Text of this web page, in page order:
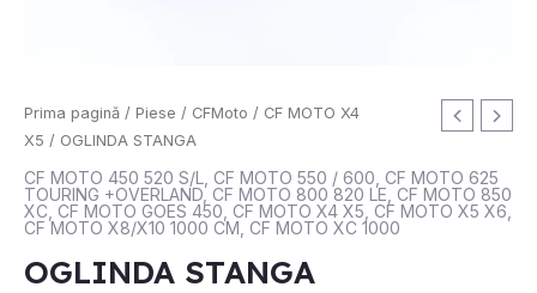
Prima pagină / Piese / CFMoto / CF MOTO X4
X5 / OGLINDA STANGA
CF MOTO 450 520 S/L CF MOTO 550 / 600 CF MOTO 625
TOURING +OVERLAND, CF MOTO 800 820 LE CF MOTO 850
XC CF MOTO GOES 450 CF MOTO X4 X5 CF MOTO X5 X6
CF MOTO X8/X10 1000 CM CF MOTO XC 1000
OGLINDA STANGA